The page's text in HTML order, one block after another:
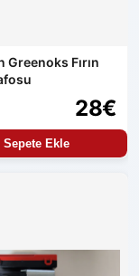
Greenoks Fırın
28€
Sepete Ekle